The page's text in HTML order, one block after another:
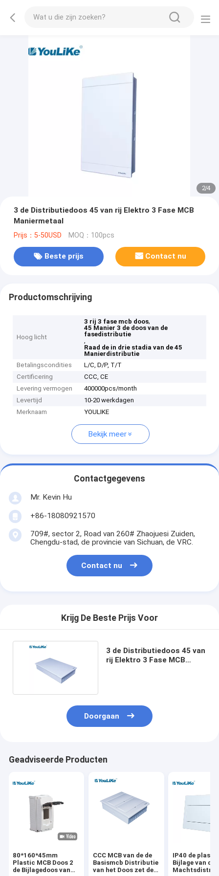
2/4
3 de Distributiedoos 45 van rij Elektro 3 Fase MCB
Maniermetaal
Prijs：5-50USD MOQ：100pcs
Beste prijs Contact nu
Productomschrijving
Hoog licht
3 rij 3 fase mcb doos,
45 Manier 3 de doos van de
fasedistributie
,
Raad de in drie stadia van de 45
Manierdistributie
Betalingscondities
L/C, D/P, T/T
Certificering
CCC, CE
Levering vermogen
400000pcs/month
Levertijd
10-20 werkdagen
Merknaam
YOULIKE
Bekijk meer
Contactgegevens
Mr. Kevin Hu
+86-18080921570
709#, sector 2, Road van 260# Zhaojuesi Zuiden,
Chengdu-stad, de provincie van Sichuan, de VRC.
Contact nu
Krijg De Beste Prijs Voor
3 de Distributiedoos 45 van
rij Elektro 3 Fase MCB
Doorgaan
Geadviseerde Producten
80*160*45mm
Plastic MCB Doos 2
de Bijlagedoos van
CCC MCB van de de
Basismcb Distributie
van het Doos zet de
IP40 de
Bijlage van de